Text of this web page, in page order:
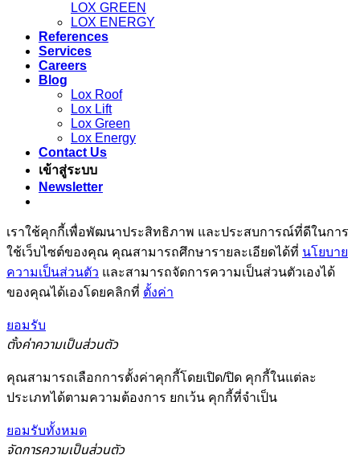
LOX GREEN
LOX ENERGY
References
Services
Careers
Blog
Lox Roof
Lox Lift
Lox Green
Lox Energy
Contact Us
เข้าสู่ระบบ
Newsletter
เราใช้คุกกี้เพื่อพัฒนาประสิทธิภาพ และประสบการณ์ที่ดีในการ
ใช้เว็บไซต์ของคุณ คุณสามารถศึกษารายละเอียดได้ที่ นโยบาย
ความเป็นส่วนตัว และสามารถจัดการความเป็นส่วนตัวเองได้
ของคุณได้เองโดยคลิกที่ ตั้งค่า
ยอมรับ
ตั้งค่าความเป็นส่วนตัว
คุณสามารถเลือกการตั้งค่าคุกกี้โดยเปิด/ปิด คุกกี้ในแต่ละ
ประเภทได้ตามความต้องการ ยกเว้น คุกกี้ที่จำเป็น
ยอมรับทั้งหมด
จัดการความเป็นส่วนตัว